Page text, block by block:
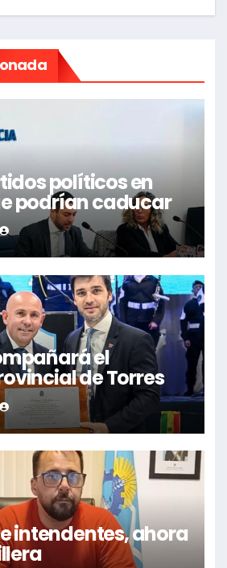
políticos en
podrían caducar
el
de Torres
intendentes, ahora